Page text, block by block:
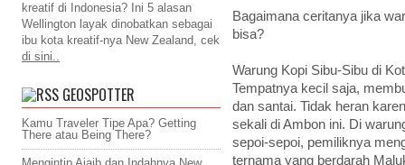
Bagaimana ceritanya jika
bisa?
Warung Kopi Sibu-Sibu di
Tempatnya kecil saja,
dan santai. Tidak heran
sekali di Ambon ini. Di
sepoi-sepoi, pemiliknya
ternama yang berdarah
kreatif di Indonesia? Ini 5 alasan
Wellington layak dinobatkan sebagai
ibu kota kreatif-nya New Zealand, cek
di sini..
GEOSPOTTER
Kamu Traveler Tipe Apa? Getting
There atau Being There?